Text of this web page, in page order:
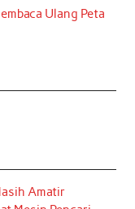
Ulang Peta
Amatir